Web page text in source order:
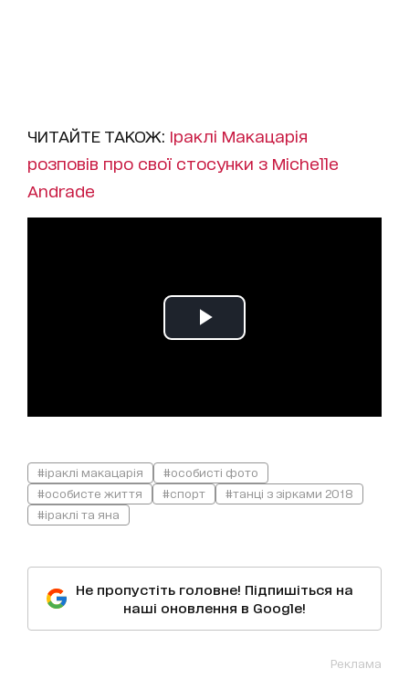
ЧИТАЙТЕ ТАКОЖ: Іраклі Макацарія
розповів про свої стосунки з Michelle
Andrade
#іраклі макацарія
#особисті фото
#особисте життя
#спорт
#танці з зірками 2018
#іраклі та яна
Не пропустіть головне! Підпишіться на
наші оновлення в Google!
Реклама